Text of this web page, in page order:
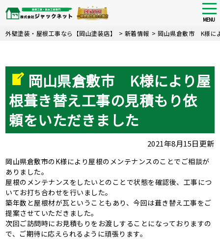
Skip
MENU
外壁塗装・屋根工事なら【岡山塗装店】 > 新着情報 > 岡山県倉敷市 K様に
岡山県倉敷市 K様により屋
根葺き替え工事の見積もり依
頼をいただきました
2021年8月15日更新
岡山県倉敷市のK様により屋根のメンテナンスのことでご相談が
ありました。
屋根のメンテナンスをしたいとのことで状態を確認後、工事につ
いてお打ち合わせを行いました。
築年数と屋根材が瓦ということもあり、今回は葺き替え工事をご
提案させていただきました。
次回ご訪問時にお見積もりをお渡しすることになっておりますの
で、ご期待に応えられるように頑張ります。